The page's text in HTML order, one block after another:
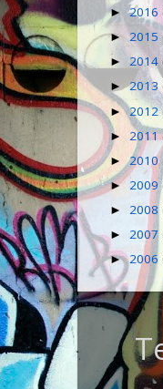
►2016
►2015
► 2014
►2013
►2012
► 2011
►2010
► 2009
► 2008
► 2007
►2006